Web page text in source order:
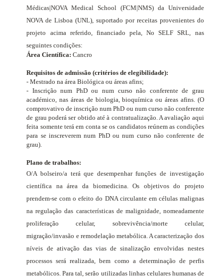
Médicas|NOVA Medical School (FCM|NMS) da Universidade
NOVA de Lisboa (UNL), suportado por receitas provenientes do
projeto acima referido, financiado pela, No SELF SRL, nas
seguintes condições:
Área Científica:Cancro
Requisitos de admissão (critérios de elegibilidade):
- Mestrado na área Biológica ou áreas afins;
- Inscrição num PhD ou num curso não conferente de grau
académico, nas áreas de biologia, bioquímica ou áreas afins. (O
comprovativo de inscrição num PhD ou num curso não conferente
de grau poderá ser obtido até à contratualização. A avaliação aqui
feita somente terá em conta se os candidatos reúnem as condições
para se inscreverem num PhD ou num curso não conferente de
grau).
Plano de trabalhos:
O/A bolseiro/a terá que desempenhar funções de investigação
científica na área da biomedicina. Os objetivos do projeto
prendem-se com o efeito do DNA circulante em células malignas
na regulação das características de malignidade, nomeadamente
proliferação celular, sobrevivência/morte celular,
migração/invasão e remodelação metabólica. A caracterização dos
níveis de ativação das vias de sinalização envolvidas nestes
processos será realizada, bem como a determinação de perfis
metabólicos. Para tal, serão utilizadas linhas celulares humanas de